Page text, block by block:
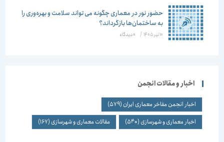
حضور نور در معماری چگونه می تواند سلامت و بهره‌وری را
به ساختمان‌ها بازگرداند؟
10 تیر 1405 / ۰ دیدگاه
اخبار و مقالات انجمن
اخبار انجمن مفاخر معماری ایران(579)
اخبار معماری و شهرسازی(540) مقالات معماری و شهرسازی(167)